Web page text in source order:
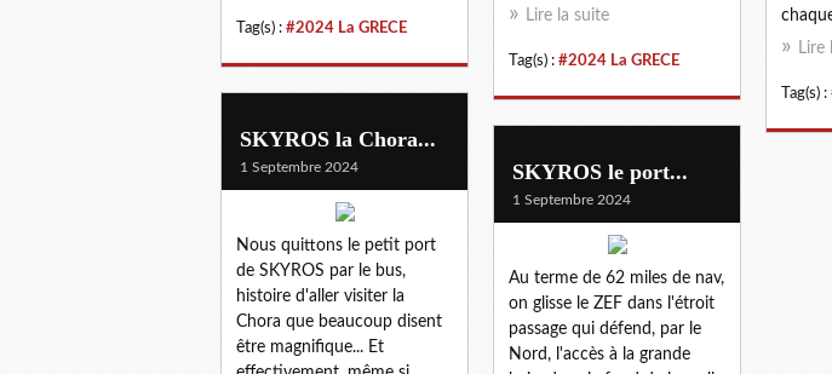
Tag(s) : #2024 La GRECE
Lire la suite
Tag(s) : #2024 La GRECE
Lire
Tag(s) :
SKYROS la Chora...
1 Septembre 2024
Nous quittons le petit port
de SKYROS par le bus,
histoire d'aller visiter la
Chora que beaucoup disent
être magnifique... Et
SKYROS le port...
1 Septembre 2024
Au terme de 62 miles de nav,
on glisse le ZEF dans l'étroit
passage qui défend, par le
Nord, l'accès à la grande